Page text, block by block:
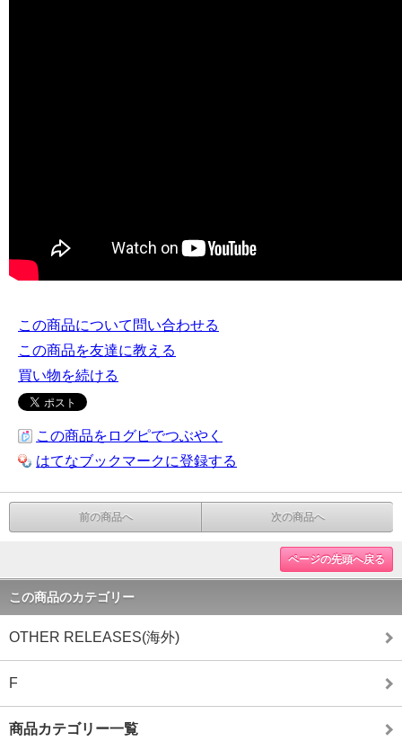
この商品について問い合わせる
この商品を友達に教える
買い物を続ける
この商品をログピでつぶやく
はてなブックマークに登録する
前の商品へ 次の商品へ
ページの先頭へ戻る
この商品のカテゴリー
OTHER RELEASES(海外)
F
商品カテゴリー一覧